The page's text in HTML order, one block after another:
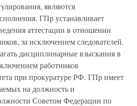
являются
ГПр устанавливает
аттестации в отношении
за исключением следователей.
дисциплинарные взыскания в
работников
при прокуратуре РФ. ГПр имеет
на должность и
Советом Федерации по